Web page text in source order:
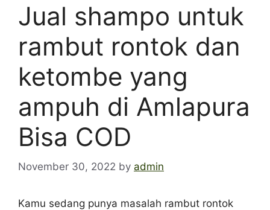
Jual shampo untuk
rambut rontok dan
ketombe yang
ampuh di Amlapura
Bisa COD
November 30, 2022 by admin
Kamu sedang punya masalah rambut rontok